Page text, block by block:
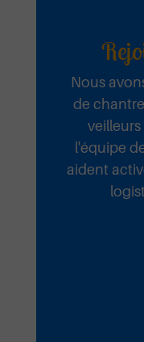
Nous
de
l'équipe
aident
Suivant